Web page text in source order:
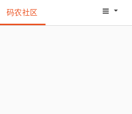
码农社区 码农网